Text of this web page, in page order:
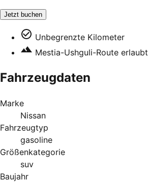
Jetzt buchen
Unbegrenzte Kilometer
Mestia-Ushguli-Route erlaubt
Fahrzeugdaten
Marke
Nissan
Fahrzeugtyp
gasoline
Größenkategorie
suv
Baujahr